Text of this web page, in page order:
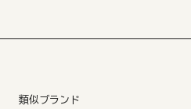
類似ブランド